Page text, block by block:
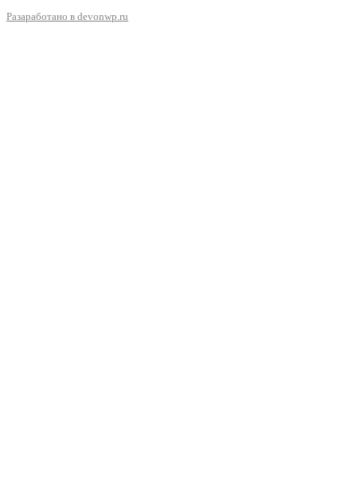
Разаработано в devonwp.ru